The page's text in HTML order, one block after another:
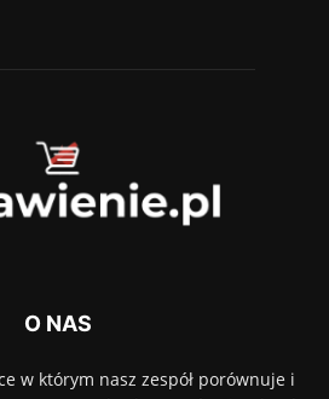
O NAS
w którym nasz zespół porównuje i